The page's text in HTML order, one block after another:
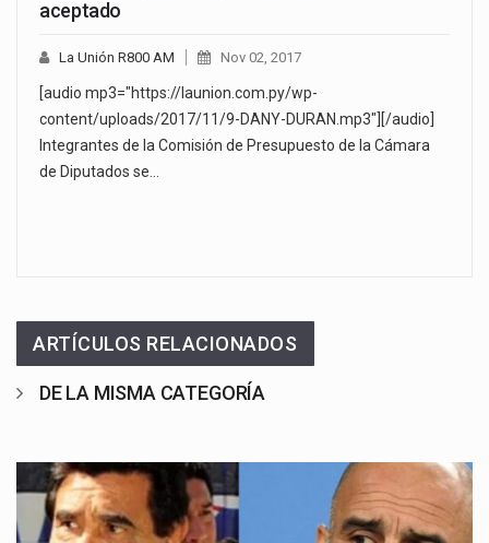
aceptado
La Unión R800 AM Nov 02, 2017
[audio mp3="https://launion.com.py/wp-
content/uploads/2017/11/9-DANY-DURAN.mp3"][/audio]
Integrantes de la Comisión de Presupuesto de la Cámara
de Diputados se…
ARTÍCULOS RELACIONADOS
DE LA MISMA CATEGORÍA